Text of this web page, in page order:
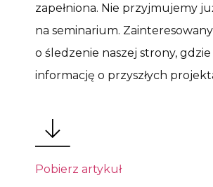
zapełniona. Nie przyjmujemy
na seminarium.
o śledzenie naszej strony,
informację o przyszłych
Pobierz artykuł